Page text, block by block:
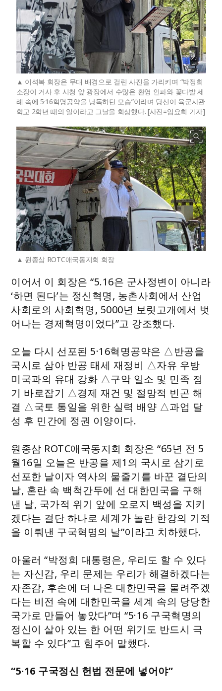
이석복 회장은 무대 배경으로 걸린 사진을 가리키며 “박정희
소장이 거사 후 시청 앞 광장에서 수많은 환영 인파와 꽃다발 세
례 속에 5·16혁명공약을 낭독하던 모습”이라며 당신이 육군사관
학교 2학년 때의 일이라고 그날을 회상했다. [사진=임요희 기자]
원종삼 ROTC애국동지회 회장
이어서 이 회장은 “5.16은 군사정변이 아니라
‘하면 된다’는 정신혁명, 농촌사회에서 산업
사회로의 사회혁명, 5000년 보릿고개에서 벗
어나는 경제혁명이었다”고 강조했다.
오늘 다시 선포된 5·16혁명공약은 △반공을
국시로 삼아 반공 태세 재정비 △자유 우방
미국과의 유대 강화 △구악 일소 및 민족 정
기 바로잡기 △경제 재건 및 절망적 빈곤 해
결 △국토 통일을 위한 실력 배양 △과업 달
성 후 민간에 정권 이양이다.
원종삼 ROTC애국동지회 회장은 “65년 전 5
월16일 오늘은 반공을 제1의 국시로 삼기로
선포한 날이자 역사의 물줄기를 바꾼 결단의
날, 혼란 속 백척간두에 선 대한민국을 구해
낸 날, 국가적 위기 앞에 오로지 백성을 지키
겠다는 결단 하나로 세계가 놀란 한강의 기적
을 이뤄낸 구국혁명의 날”이라고 치하했다.
아울러 “박정희 대통령은, 우리도 할 수 있다
는 자신감, 우리 문제는 우리가 해결하겠다는
자존감, 후손에 더 나은 대한민국을 물려주겠
다는 비전 속에 대한민국을 세계 속의 당당한
국가로 만들어 놓았다”며 “5·16 구국혁명의
정신이 살아 있는 한 어떤 위기도 반드시 극
복할 수 있다”고 힘주어 말했다.
“5·16 구국정신 헌법 전문에 넣어야”